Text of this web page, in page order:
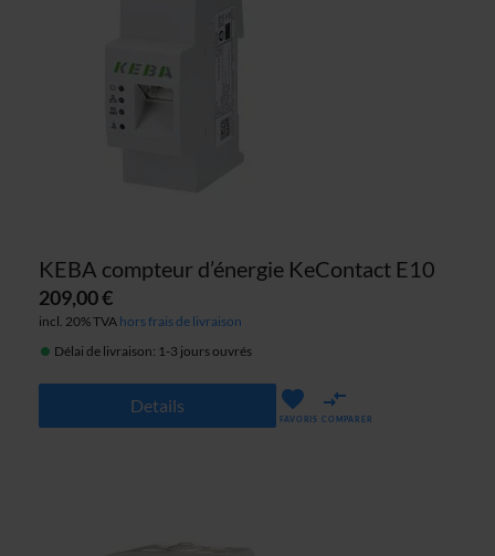
KEBA compteur d’énergie KeContact E10
209,00 €
incl. 20% TVA hors frais de livraison
Délai de livraison: 1-3 jours ouvrés
Details
FAVORIS COMPARER